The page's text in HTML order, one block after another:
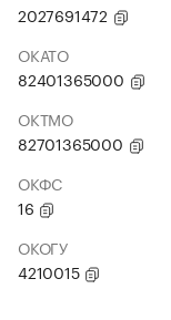
2027691472
ОКАТО
82401365000
ОКТМО
82701365000
ОКФС
16
ОКОГУ
4210015